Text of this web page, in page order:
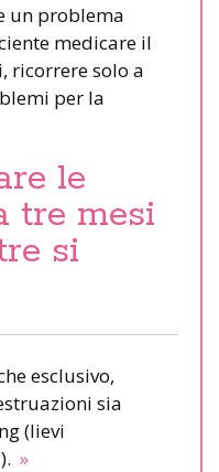
un problema
medicare il
ricorrere solo a
per la
le
tre mesi
si
esclusivo,
sia
(lievi
»